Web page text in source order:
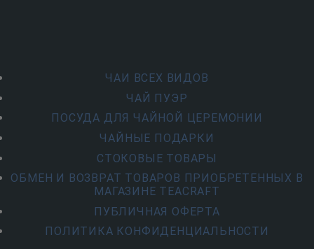
ЧАИ ВСЕХ ВИДОВ
ЧАЙ ПУЭР
ПОСУДА ДЛЯ ЧАЙНОЙ ЦЕРЕМОНИИ
ЧАЙНЫЕ ПОДАРКИ
СТОКОВЫЕ ТОВАРЫ
ОБМЕН И ВОЗВРАТ ТОВАРОВ ПРИОБРЕТЕННЫХ В
МАГАЗИНЕ TEACRAFT
ПУБЛИЧНАЯ ОФЕРТА
ПОЛИТИКА КОНФИДЕНЦИАЛЬНОСТИ